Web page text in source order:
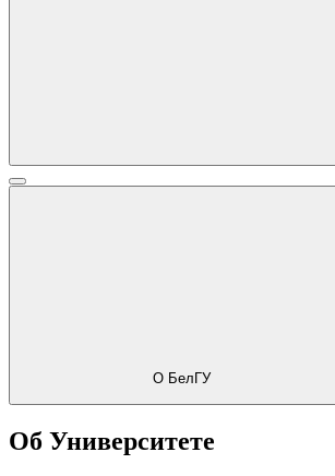
О БелГУ
Об Университете